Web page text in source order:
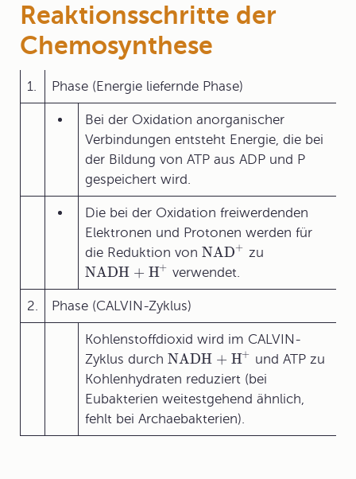
Reaktionsschritte der
Chemosynthese
1. Phase (Energie liefernde Phase)
Bei der Oxidation anorganischer
Verbindungen entsteht Energie, die bei
der Bildung von ATP aus ADP und P
gespeichert wird.
Die bei der Oxidation freiwerdenden
Elektronen und Protonen werden für
die Reduktion von NAD+ zu
NADH + H+ verwendet.
2. Phase (CALVIN-Zyklus)
Kohlenstoffdioxid wird im CALVIN-
Zyklus durch NADH + H+ und ATP zu
Kohlenhydraten reduziert (bei
Eubakterien weitestgehend ähnlich,
fehlt bei Archaebakterien).